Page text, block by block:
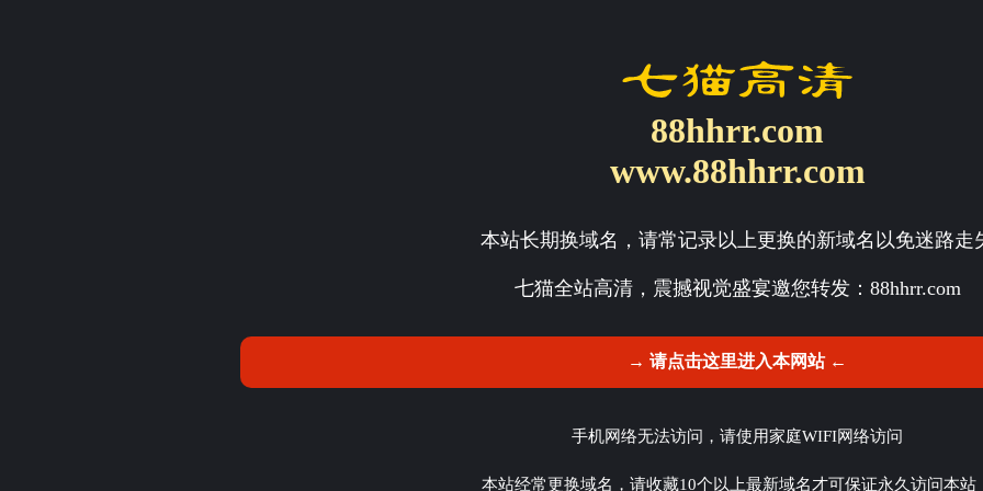
88hhrr.com
www.88hhrr.com
本站长期换域名，请常记录以上更换的新域名以免迷路走
七猫全站高清，震撼视觉盛宴邀您转发： 88hhrr.com
→ 请点击这里进入本网站 ←
手机网络无法访问，请使用家庭WIFI网络访问
本站经常更换域名，请收藏10个以上最新域名才可保证永久访问本站